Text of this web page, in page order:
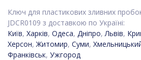
Ключ для пластикових зливних
JDCR0109 з доставкою по Україні:
Київ, Харків, Одеса, Дніпро, Львів,
Херсон, Житомир, Суми,
Франківськ, Ужгород